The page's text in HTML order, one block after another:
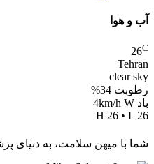
آب و هوا
26C
Tehran
clear sky
رطوبت 34%
باد 4km/h W
H 26 • L 26
شما با میهن سلامت، به دنیای